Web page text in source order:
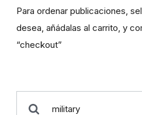
Para ordenar publicaciones,
desea, añádalas al carrito, y
“checkout”